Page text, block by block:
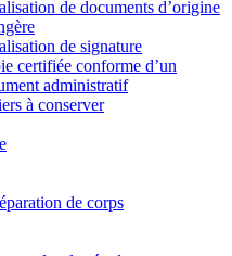
de documents d’origine
de signature
certifiée conforme d’un
administratif
à conserver
de corps